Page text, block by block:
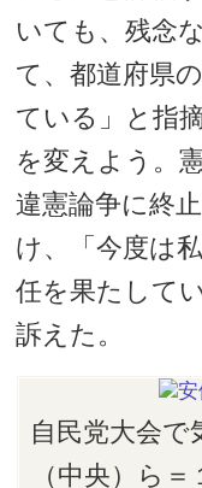
いても、残念
て、都道府県
ている」と指
を変えよう。
違憲論争に終
け、「今度は
任を果たして
訴えた。
自民党大会で
（中央）ら